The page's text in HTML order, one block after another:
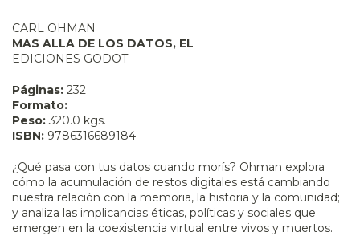
CARL ÖHMAN
MAS ALLA DE LOS DATOS, EL
EDICIONES GODOT
Páginas: 232
Formato:
Peso: 320.0 kgs.
ISBN: 9786316689184
¿Qué pasa con tus datos cuando morís? Öhman explora
cómo la acumulación de restos digitales está cambiando
nuestra relación con la memoria, la historia y la comunidad;
y analiza las implicancias éticas, políticas y sociales que
emergen en la coexistencia virtual entre vivos y muertos.